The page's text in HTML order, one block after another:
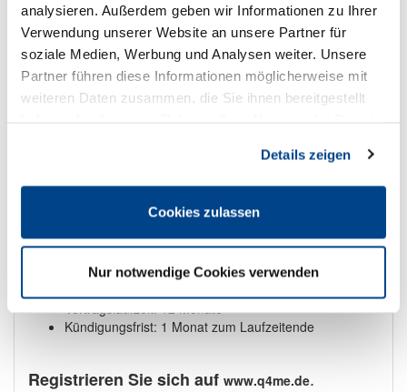
analysieren. Außerdem geben wir Informationen zu Ihrer
Verwendung unserer Website an unsere Partner für
soziale Medien, Werbung und Analysen weiter. Unsere
Partner führen diese Informationen möglicherweise mit
weiteren Daten zusammen, die Sie ihnen bereitgestellt
Cookies, wenn Sie unsere Webseite weiterhin nutzen.
Details zeigen
Cookies zulassen
Nur notwendige Cookies verwenden
ü Leistungsstark
ü Einfach in der Handhabung
ü Kostengünstig
Q4me erlaubt Ihnen leicht überschaubar die
Wochen völlig kostenfrei zur Verfügung – das Angebot gilt
ausschließlich für Neukunden.
Nach Ablauf des 4-wöchigen Probezeitraums gilt folgendes:
Nutzungsgebühr monatlich 35,58 €/ für DEHOGA
Kündigungsfrist: 1 Monat zum Laufzeitende
Registrieren Sie sich auf www.q4me.de.